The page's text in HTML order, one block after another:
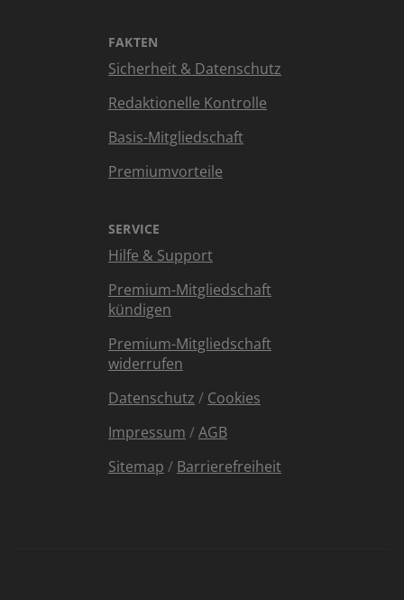
FAKTEN
Sicherheit & Datenschutz
Redaktionelle Kontrolle
Basis-Mitgliedschaft
Premiumvorteile
SERVICE
Hilfe & Support
Premium-Mitgliedschaft
kündigen
Premium-Mitgliedschaft
widerrufen
Datenschutz / Cookies
Impressum /AGB
Sitemap / Barrierefreiheit